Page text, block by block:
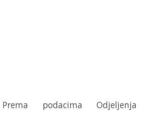
Prema podacima